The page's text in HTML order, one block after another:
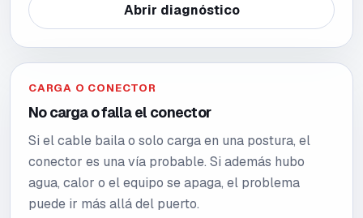
Abrir diagnóstico
CARGA O CONECTOR
No carga o falla el conector
Si el cable baila o solo carga en una postura, el
conector es una vía probable. Si además hubo
agua, calor o el equipo se apaga, el problema
puede ir más allá del puerto.